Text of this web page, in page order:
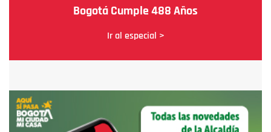
Bogotá Cumple 488 Años
Ir al especial >